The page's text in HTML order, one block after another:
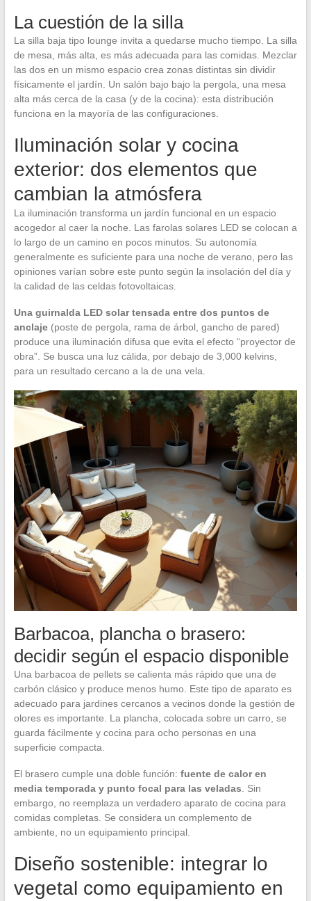
La cuestión de la silla
La silla baja tipo lounge invita a quedarse mucho tiempo. La silla
de mesa, más alta, es más adecuada para las comidas. Mezclar
las dos en un mismo espacio crea zonas distintas sin dividir
físicamente el jardín. Un salón bajo bajo la pergola, una mesa
alta más cerca de la casa (y de la cocina): esta distribución
funciona en la mayoría de las configuraciones.
Iluminación solar y cocina
exterior: dos elementos que
cambian la atmósfera
La iluminación transforma un jardín funcional en un espacio
acogedor al caer la noche. Las farolas solares LED se colocan a
lo largo de un camino en pocos minutos. Su autonomía
generalmente es suficiente para una noche de verano, pero las
opiniones varían sobre este punto según la insolación del día y
la calidad de las celdas fotovoltaicas.
Una guirnalda LED solar tensada entre dos puntos de
anclaje(poste de pergola, rama de árbol, gancho de pared)
produce una iluminación difusa que evita el efecto “proyector de
obra”. Se busca una luz cálida, por debajo de 3,000 kelvins,
para un resultado cercano a la de una vela.
Barbacoa, plancha o brasero:
decidir según el espacio disponible
Una barbacoa de pellets se calienta más rápido que una de
carbón clásico y produce menos humo. Este tipo de aparato es
adecuado para jardines cercanos a vecinos donde la gestión de
olores es importante. La plancha, colocada sobre un carro, se
guarda fácilmente y cocina para ocho personas en una
superficie compacta.
El brasero cumple una doble función: fuente de calor en
media temporada y punto focal para las veladas. Sin
embargo, no reemplaza un verdadero aparato de cocina para
comidas completas. Se considera un complemento de
ambiente, no un equipamiento principal.
Diseño sostenible: integrar lo
vegetal como equipamiento en